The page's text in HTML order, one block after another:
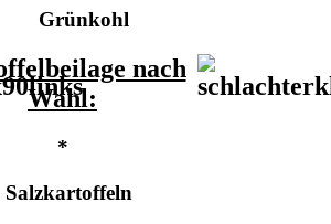
Grünkohl
nach
Wahl:
*
Salzkartoffeln